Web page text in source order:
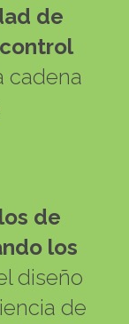
de
cadena
de
los
diseño
de